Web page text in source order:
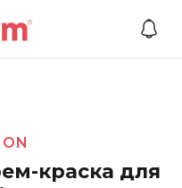
краска для